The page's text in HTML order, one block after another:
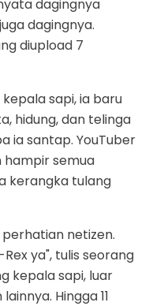
dagingnya
dagingnya.
diupload 7
sapi, ia baru
hidung, dan telinga
ia santap. YouTuber
semua
kerangka tulang
netizen.
ya", tulis seorang
kepala sapi, luar
Hingga 11